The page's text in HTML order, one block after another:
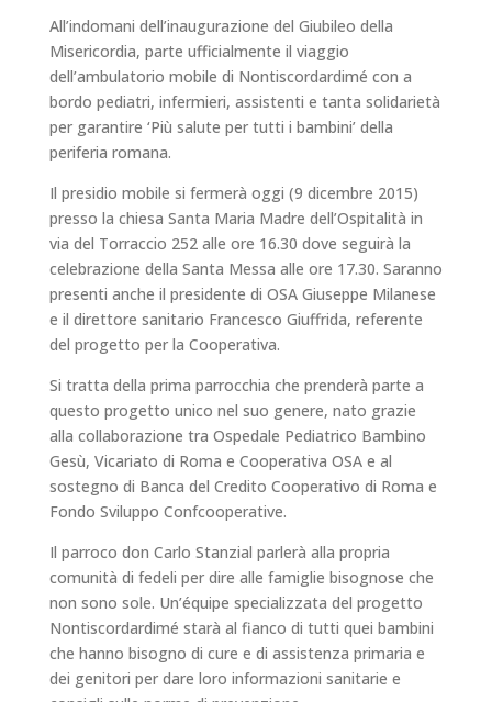
All’indomani dell’inaugurazione del Giubileo della
Misericordia, parte ufficialmente il viaggio
dell’ambulatorio mobile di Nontiscordardimé con a
bordo pediatri, infermieri, assistenti e tanta solidarietà
per garantire ‘Più salute per tutti i bambini’ della
periferia romana.
Il presidio mobile si fermerà oggi (9 dicembre 2015)
presso la chiesa Santa Maria Madre dell’Ospitalità in
via del Torraccio 252 alle ore 16.30 dove seguirà la
celebrazione della Santa Messa alle ore 17.30. Saranno
presenti anche il presidente di OSA Giuseppe Milanese
e il direttore sanitario Francesco Giuffrida, referente
del progetto per la Cooperativa.
Si tratta della prima parrocchia che prenderà parte a
questo progetto unico nel suo genere, nato grazie
alla collaborazione tra Ospedale Pediatrico Bambino
Gesù, Vicariato di Roma e Cooperativa OSA e al
sostegno di Banca del Credito Cooperativo di Roma e
Fondo Sviluppo Confcooperative.
Il parroco don Carlo Stanzial parlerà alla propria
comunità di fedeli per dire alle famiglie bisognose che
non sono sole. Un’équipe specializzata del progetto
Nontiscordardimé starà al fianco di tutti quei bambini
che hanno bisogno di cure e di assistenza primaria e
dei genitori per dare loro informazioni sanitarie e